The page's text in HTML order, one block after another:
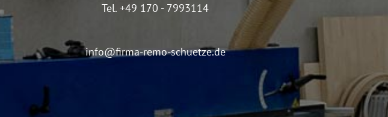
Tel. +49 170 - 7993114
info@firma-remo-schuetze.de